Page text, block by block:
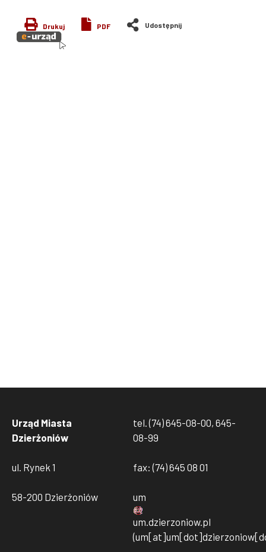
Drukuj PDF
Urząd Miasta
Dzierżoniów
ul. Rynek 1
58-200 Dzierżoniów
tel. (74) 645-08-00, 645-
08-99
fax: (74) 645 08 01
um
um dzierzoniow. pl